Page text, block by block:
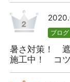
ブログ
暑さ対策！
施工中！ コツ